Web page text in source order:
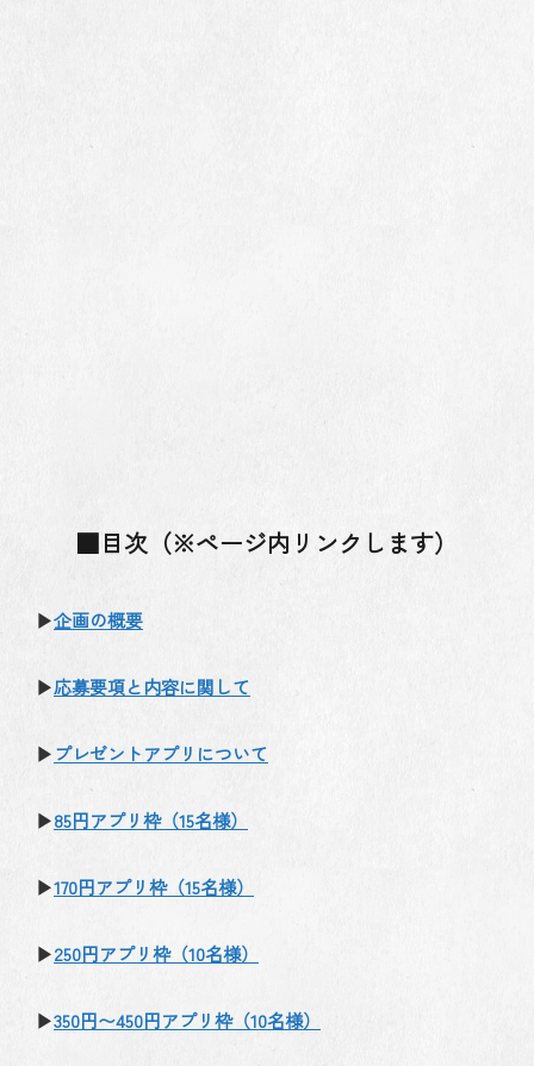
■目次（※ページ内リンクします）
▶企画の概要
▶応募要項と内容に関して
▶プレゼントアプリについて
▶85円アプリ枠（15名様）
▶170円アプリ枠（15名様）
▶250円アプリ枠（10名様）
▶350円〜450円アプリ枠（10名様）